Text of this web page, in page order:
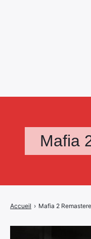
Mafia
Accueil › Mafia 2